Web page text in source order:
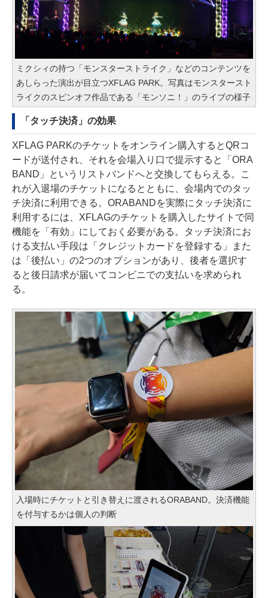
ミクシィの持つ「モンスターストライク」などのコンテンツを
あしらった演出が目立つXFLAG PARK。写真はモンスタースト
ライクのスピンオフ作品である「モンソニ！」のライブの様子
「タッチ決済」の効果
XFLAG PARKのチケットをオンライン購入するとQRコ
ードが送付され、それを会場入り口で提示すると「ORA
BAND」というリストバンドへと交換してもらえる。こ
れが入退場のチケットになるとともに、会場内でのタッ
チ決済に利用できる。ORABANDを実際にタッチ決済に
利用するには、XFLAGのチケットを購入したサイトで同
機能を「有効」にしておく必要がある。タッチ決済にお
ける支払い手段は「クレジットカードを登録する」また
は「後払い」の2つのオプションがあり、後者を選択す
ると後日請求が届いてコンビニでの支払いを求められ
る。
入場時にチケットと引き替えに渡されるORABAND。決済機能
を付与するかは個人の判断